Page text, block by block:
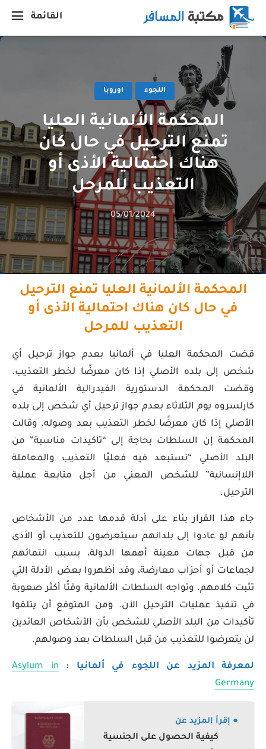
القائمة
اللجوء اوروبا
المحكمة الألمانية العليا
تمنع الترحيل في حال كان
هناك احتمالية الأذى أو
التعذيب للمرحل
05/01/2024
المحكمة الألمانية العليا تمنع الترحيل
في حال كان هناك احتمالية الأذى أو
التعذيب للمرحل
قضت المحكمة العليا في ألمانيا بعدم جواز ترحيل أي
شخص إلى بلده الأصلي إذا كان معرضًا لخطر التعذيب.
وقضت المحكمة الدستورية الفيدرالية الألمانية في
كارلسروه يوم الثلاثاء بعدم جواز ترحيل أي شخص إلى بلده
الأصلي إذا كان معرضًا لخطر التعذيب بعد وصوله. وقالت
المحكمة إن السلطات بحاجة إلى “تأكيدات مناسبة” من
البلد الأصلي “تستبعد فيه فعليًا التعذيب والمعاملة
اللاإنسانية” للشخص المعني من أجل متابعة عملية
الترحيل.
جاء هذا القرار بناء على أدلة قدمها عدد من الأشخاص
بأنهم لو عادوا إلى بلدانهم سيتعرضون للتعذيب أو الأذى
من قبل جهات معينة أهمها الدولة، بسبب انتمائهم
لجماعات أو أحزاب معارضة، وقد أظهروا بعض الأدلة التي
تثبت كلامهم. وتواجه السلطات الألمانية وقتًا أكثر صعوبة
في تنفيذ عمليات الترحيل الآن. ومن المتوقع أن يتلقوا
تأكيدات من البلد الأصلي للشخص بأن الأشخاص العائدين
لن يتعرضوا للتعذيب من قبل السلطات بعد وصولهم.
لمعرفة المزيد عن اللجوء في ألمانيا :
Asylum in
Germany
● إقرأ المزيد عن
كيفية الحصول على الجنسية